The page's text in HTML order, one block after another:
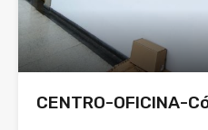
CENTRO-OFICINA-